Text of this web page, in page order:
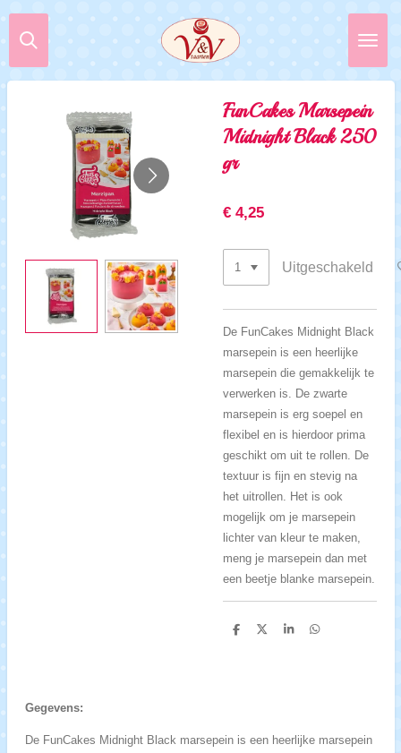
Ga
direct
de
FunCakes Marsepein
Midnight Black 250
gr
€ 4,25
Uitgeschakeld
De FunCakes Midnight Black
marsepein is een heerlijke
marsepein die gemakkelijk te
verwerken is. De zwarte
marsepein is erg soepel en
flexibel en is hierdoor prima
geschikt om uit te rollen. De
textuur is fijn en stevig na
het uitrollen. Het is ook
mogelijk om je marsepein
lichter van kleur te maken,
meng je marsepein dan met
een beetje blanke marsepein.
D
D
S
D
Gegevens:
De FunCakes Midnight Black marsepein is een heerlijke marsepein